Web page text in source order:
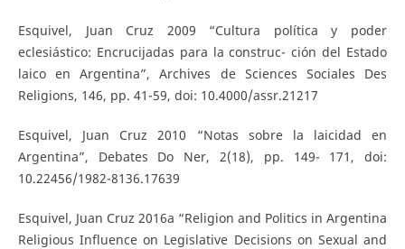
Esquivel, Juan Cruz 2009 “Cultura política y poder
eclesiástico: Encrucijadas para la construc- ción del Estado
laico en Argentina”, Archives de Sciences Sociales Des
Religions, 146, pp. 41-59, doi: 10.4000/assr.21217
Esquivel, Juan Cruz 2010 “Notas sobre la laicidad en
Argentina”, Debates Do Ner, 2(18), pp. 149- 171, doi:
10.22456/1982-8136.17639
Esquivel, Juan Cruz 2016a “Religion and Politics in Argentina
Religious Influence on Legislative Decisions on Sexual and